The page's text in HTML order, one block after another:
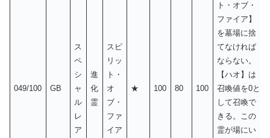
049/100 GB
ス
ペ
シ
ャ
ル
レ
ア
進
化
霊
スピ
リッ
ト・
オ
ブ・
ファ
イア
★ 100 80 100
ト・オブ・
ファイア】
を墓場に捨
てなければ
ならない。
【ハオ】は
召喚値を0と
して召喚で
きる。この
霊が場にい